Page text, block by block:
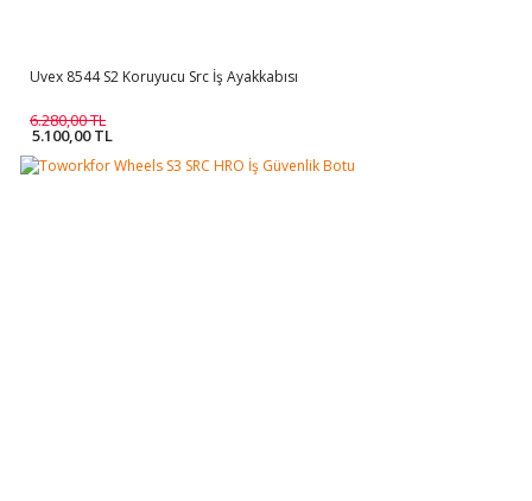
Uvex 8544 S2 Koruyucu Src İş Ayakkabısı
6.280,00 TL
5.100,00 TL